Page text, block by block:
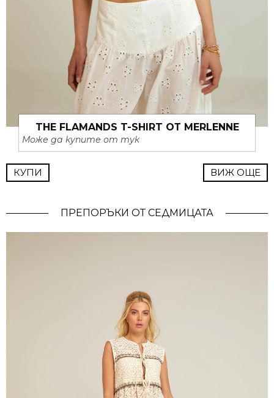
THE FLAMANDS T-SHIRT ОТ MERLENNE
Може да купите от тук
КУПИ ВИЖ ОЩЕ
ПРЕПОРЪКИ ОТ СЕДМИЦАТА